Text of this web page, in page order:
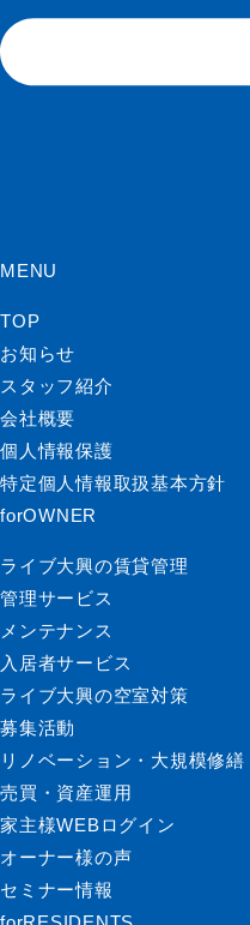
MENU
TOP
お知らせ
スタッフ紹介
会社概要
個人情報保護
特定個人情報取扱基本方針
forOWNER
ライブ大興の賃貸管理
管理サービス
メンテナンス
入居者サービス
ライブ大興の空室対策
募集活動
リノベーション・大規模修繕
売買・資産運用
家主様WEBログイン
オーナー様の声
セミナー情報